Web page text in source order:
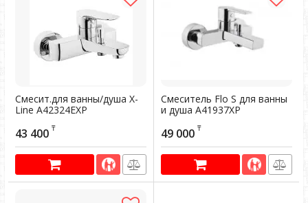
Смесит.для ванны/душа X-
Line A42324EXP
603581
43 400 ₸
Смеситель Flo S для ванны
и душа А41937XP
603618
49 000 ₸